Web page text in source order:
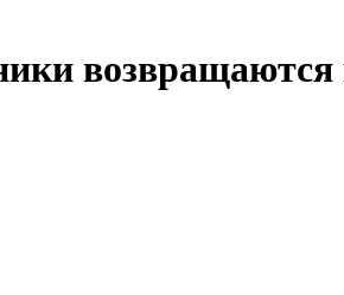
возвращаются